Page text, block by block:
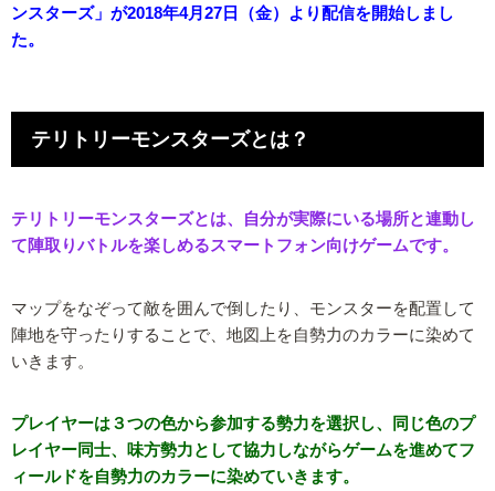
ンスターズ」が2018年4月27日（金）より配信を開始しまし
た。
テリトリーモンスターズとは？
テリトリーモンスターズとは、自分が実際にいる場所と連動し
て陣取りバトルを楽しめるスマートフォン向けゲームです。
マップをなぞって敵を囲んで倒したり、モンスターを配置して
陣地を守ったりすることで、地図上を自勢力のカラーに染めて
いきます。
プレイヤーは３つの色から参加する勢力を選択し、同じ色のプ
レイヤー同士、味方勢力として協力しながらゲームを進めてフ
ィールドを自勢力のカラーに染めていきます。